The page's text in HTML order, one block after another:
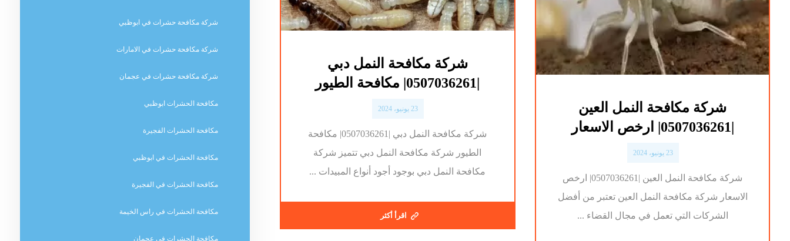
شركة مكافحة النمل العين
|0507036261| ارخص الاسعار
23 يونيو، 2024
شركة مكافحة النمل العين |0507036261| ارخص
الاسعار شركة مكافحة النمل العين تعتبر من أفضل
الشركات التي تعمل في مجال القضاء ...
شركة مكافحة النمل دبي
23 يونيو، 2024
شركة مكافحة النمل دبي |0507036261| مكافحة
الطيور شركة مكافحة النمل دبي تتميز شركة
مكافحة النمل دبي بوجود أجود أنواع المبيدات ...
اقرأ أكثر
شركة مكافحة حشرات في ابوظبي
شركة مكافحة حشرات في الامارات
شركة مكافحة حشرات في عجمان
مكافحة الحشرات ابوظبي
مكافحة الحشرات الفجيرة
مكافحة الحشرات في ابوظبي
مكافحة الحشرات في الفجيرة
مكافحة الحشرات في راس الخيمة
مكافحة الحشرات في عجمان